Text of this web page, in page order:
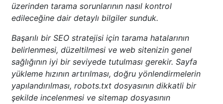
üzerinden tarama sorunlarının nasıl kontrol
edileceğine dair detaylı bilgiler sunduk.
Başarılı bir SEO stratejisi için tarama hatalarının
belirlenmesi, düzeltilmesi ve web sitenizin genel
sağlığının iyi bir seviyede tutulması gerekir. Sayfa
yükleme hızının artırılması, doğru yönlendirmelerin
yapılandırılması, robots.txt dosyasının dikkatli bir
şekilde incelenmesi ve sitemap dosyasının